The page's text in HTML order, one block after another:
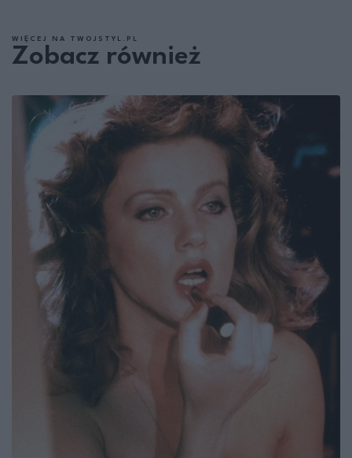
WIĘCEJ NA TWOJSTYL.PL
Zobacz również